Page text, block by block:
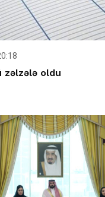
zəlzələ oldu